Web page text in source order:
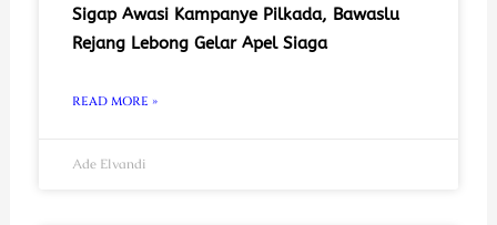
Sigap Awasi Kampanye Pilkada, Bawaslu
Rejang Lebong Gelar Apel Siaga
READ MORE »
Ade Elvandi